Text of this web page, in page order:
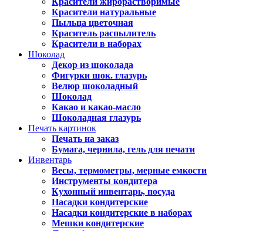
Красители натуральные
Пыльца цветочная
Краситель распылитель
Красители в наборах
Шоколад
Декор из шоколада
Фигурки шок. глазурь
Велюр шоколадный
Шоколад
Какао и какао-масло
Шоколадная глазурь
Печать картинок
Печать на заказ
Бумага, чернила, гель для печати
Инвентарь
Весы, термометры, мерные емкости
Инструменты кондитера
Кухонный инвентарь, посуда
Насадки кондитерские
Насадки кондитерские в наборах
Мешки кондитерские